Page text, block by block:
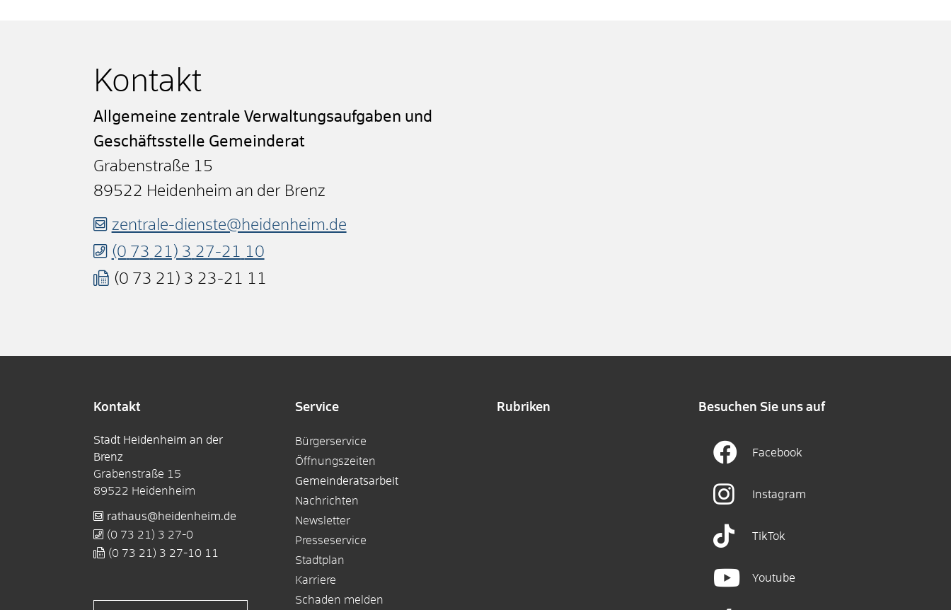
Kontakt
Allgemeine zentrale Verwaltungsaufgaben und
Geschäftsstelle Gemeinderat
Grabenstraße 15
89522 Heidenheim an der Brenz
zentrale-dienste@heidenheim.de
(0 73 21) 3 27-21 10
(0 73 21) 3 23-21 11
Kontakt
Stadt Heidenheim an der
Brenz
Grabenstraße 15
89522 Heidenheim
rathaus@heidenheim.de
(0 73 21) 3 27-0
(0 73 21) 3 27-10 11
Service
Bürgerservice
Öffnungszeiten
Gemeinderatsarbeit
Nachrichten
Newsletter
Presseservice
Stadtplan
Karriere
Schaden melden
Rubriken Besuchen Sie uns auf
Facebook
Instagram
TikTok
Youtube